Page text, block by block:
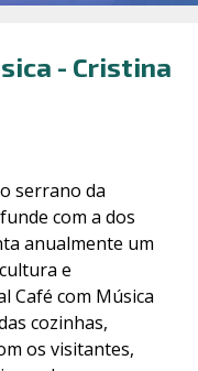
- Cristina
serrano da
com a dos
anualmente um
e
Café com Música
cozinhas,
os visitantes,